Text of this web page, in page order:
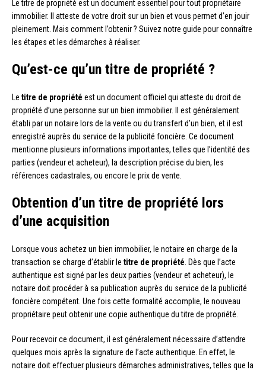
Le titre de propriété est un document essentiel pour tout propriétaire
immobilier. Il atteste de votre droit sur un bien et vous permet d’en jouir
pleinement. Mais comment l’obtenir ? Suivez notre guide pour connaître
les étapes et les démarches à réaliser.
Qu’est-ce qu’un titre de propriété ?
Le titre de propriété est un document officiel qui atteste du droit de
propriété d’une personne sur un bien immobilier. Il est généralement
établi par un notaire lors de la vente ou du transfert d’un bien, et il est
enregistré auprès du service de la publicité foncière. Ce document
mentionne plusieurs informations importantes, telles que l’identité des
parties (vendeur et acheteur), la description précise du bien, les
références cadastrales, ou encore le prix de vente.
Obtention d’un titre de propriété lors
d’une acquisition
Lorsque vous achetez un bien immobilier, le notaire en charge de la
transaction se charge d’établir le titre de propriété. Dès que l’acte
authentique est signé par les deux parties (vendeur et acheteur), le
notaire doit procéder à sa publication auprès du service de la publicité
foncière compétent. Une fois cette formalité accomplie, le nouveau
propriétaire peut obtenir une copie authentique du titre de propriété.
Pour recevoir ce document, il est généralement nécessaire d’attendre
quelques mois après la signature de l’acte authentique. En effet, le
notaire doit effectuer plusieurs démarches administratives, telles que la